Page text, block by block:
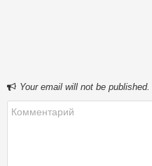
Your email will not be